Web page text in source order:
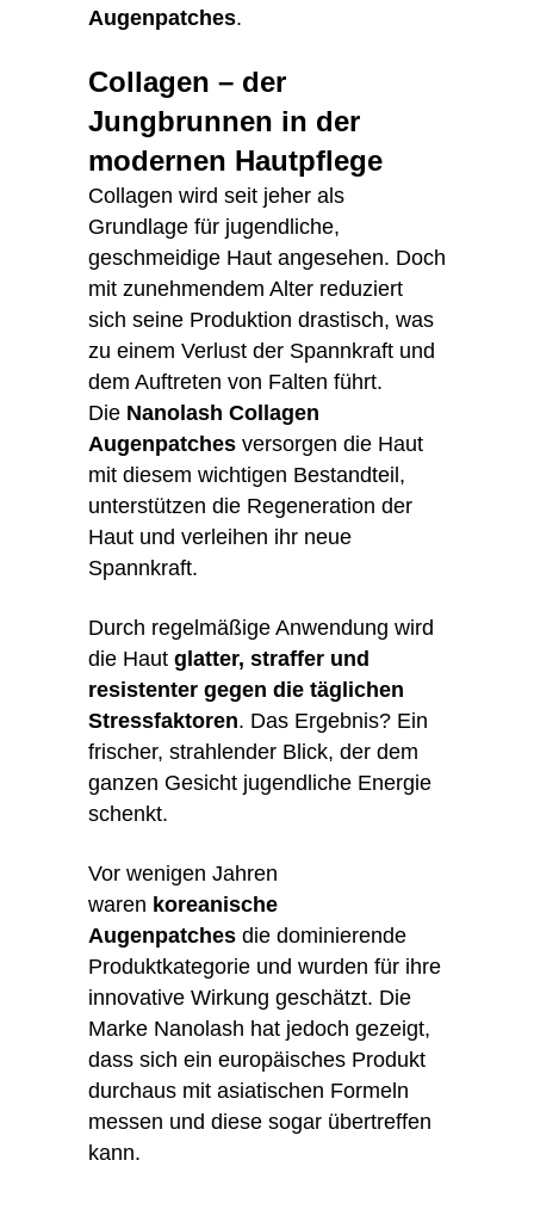
Augenpatches.
Collagen – der
Jungbrunnen in der
modernen Hautpflege
Collagen wird seit jeher als
Grundlage für jugendliche,
geschmeidige Haut angesehen. Doch
mit zunehmendem Alter reduziert
sich seine Produktion drastisch, was
zu einem Verlust der Spannkraft und
dem Auftreten von Falten führt.
Die Nanolash Collagen
Augenpatches versorgen die Haut
mit diesem wichtigen Bestandteil,
unterstützen die Regeneration der
Haut und verleihen ihr neue
Spannkraft.
Durch regelmäßige Anwendung wird
die Haut glatter, straffer und
resistenter gegen die täglichen
Stressfaktoren. Das Ergebnis? Ein
frischer, strahlender Blick, der dem
ganzen Gesicht jugendliche Energie
schenkt.
Vor wenigen Jahren
waren koreanische
Augenpatches die dominierende
Produktkategorie und wurden für ihre
innovative Wirkung geschätzt. Die
Marke Nanolash hat jedoch gezeigt,
dass sich ein europäisches Produkt
durchaus mit asiatischen Formeln
messen und diese sogar übertreffen
kann.